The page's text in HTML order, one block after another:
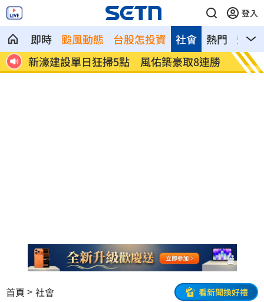
登入
即時 颱風動態 台股怎投資 熱門 影音
社會
勝
震後徒手搬瓦礫救人 委國舉重名將摘雙
金
魯冰
咖
首頁 社會 看新聞換好禮